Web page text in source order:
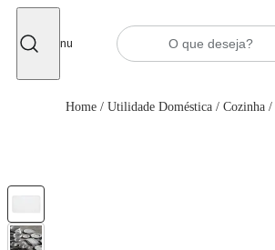
Menu
Home / Utilidade Doméstica / Cozinha /